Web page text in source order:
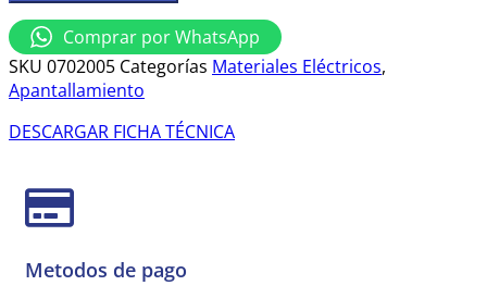
Comprar por WhatsApp
SKU 0702005 Categorías Materiales Eléctricos,
Apantallamiento
DESCARGAR FICHA TÉCNICA
Metodos de pago